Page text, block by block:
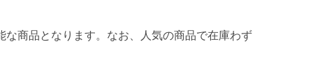
商品となります。なお、人気の商品で在庫わず